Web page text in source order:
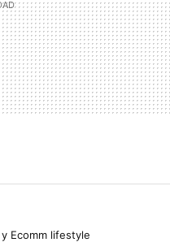
Ecomm lifestyle